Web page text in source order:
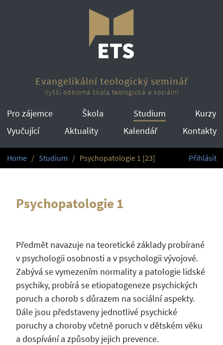
Evangelikální teologický seminář
Vyšší odborná škola teologická a sociální
Pro zájemce Škola Studium
Kurzy
Vyučující
Aktuality Kalendář Kontakty
Home Studium Psychopatologie 1 [23] Přihlásit
Psychopatologie 1
Předmět navazuje na teoretické základy probírané
v psychologii osobnosti a v psychologii vývojové.
Zabývá se vymezením normality a patologie lidské
psychiky, probírá se etiopatogeneze psychických
poruch a chorob s důrazem na sociální aspekty.
Dále jsou představeny jednotlivé psychické
poruchy a choroby včetně poruch v dětském věku
a dospívání a způsoby jejich prevence.